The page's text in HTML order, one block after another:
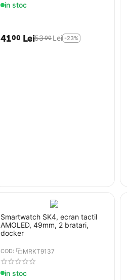
in stoc
4100 Lei5300 Lei -23%
Smartwatch SK4, ecran tactil
AMOLED, 49mm, 2 bratari,
docker
COD: MRKT9137
in stoc